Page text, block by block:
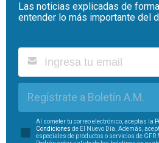
Las noticias explicadas de
entender lo más importante del
Regístrate a Boletín A.M.
Al someter tu correo electrónico, aceptas la
Condiciones de El Nuevo Día. Además,
especiales de productos o servicios de